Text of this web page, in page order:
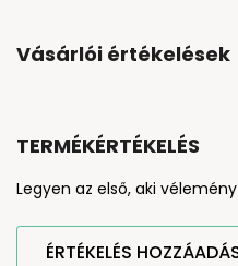
Vásárlói értékelések
TERMÉKÉRTÉKELÉS
Legyen az első, aki
ÉRTÉKELÉS